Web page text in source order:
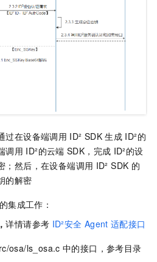
过在设备端调用 ID² SDK 生成 ID²的
调用 ID²的云端 SDK，完成 ID²的设
；然后，在设备端调用 ID² SDK 的
的解密
集成工作：
详情请参考 ID²安全 Agent 适配接口
osa/ls_osa.c 中的接口，参考目录